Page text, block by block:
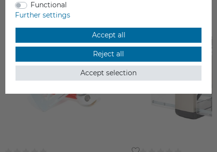
Functional
Further settings
Accept all
Reject all
Accept selection